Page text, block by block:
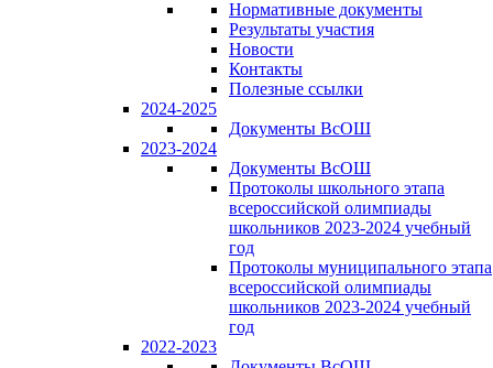
Нормативные документы
Результаты участия
Новости
Контакты
Полезные ссылки
2024-2025
Документы ВсОШ
2023-2024
Документы ВсОШ
Протоколы школьного этапа
всероссийской олимпиады
школьников 2023-2024 учебный
год
Протоколы муниципального этапа
всероссийской олимпиады
школьников 2023-2024 учебный
год
2022-2023